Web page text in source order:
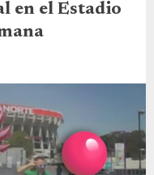
en el Estadio